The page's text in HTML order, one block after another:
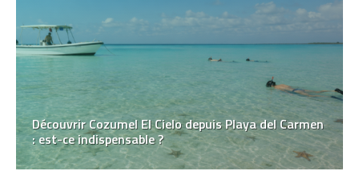
Découvrir Cozumel El Cielo depuis Playa del Carmen
: est-ce indispensable ?